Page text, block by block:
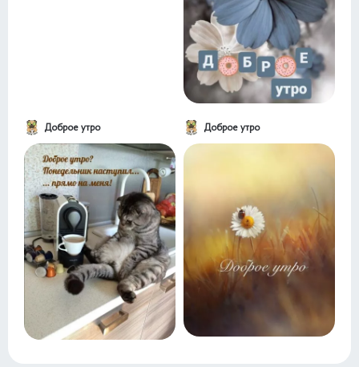
Доброе утро Доброе утро